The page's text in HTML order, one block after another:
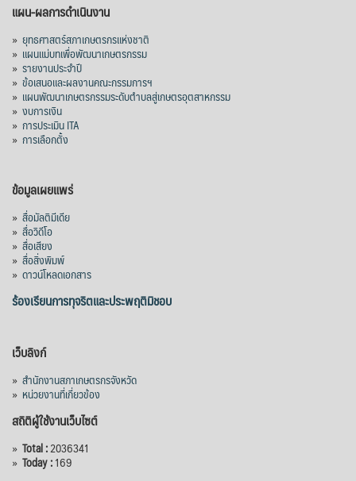
แผน-ผลการดำเนินงาน
» ยุทธศาสตร์สภาเกษตรกรแห่งชาติ
» แผนแม่บทเพื่อพัฒนาเกษตรกรรม
» รายงานประจำปี
» ข้อเสนอและผลงานคณะกรรมการฯ
» แผนพัฒนาเกษตรกรรมระดับตำบลสู่เกษตรอุตสาหกรรม
» งบการเงิน
» การประเมิน ITA
» การเลือกตั้ง
ข้อมูลเผยแพร่
» สื่อมัลติมีเดีย
» สื่อวิดีโอ
» สื่อเสียง
» สื่อสิ่งพิมพ์
» ดาวน์โหลดเอกสาร
ร้องเรียนการทุจริตและประพฤติมิชอบ
เว็บลิงก์
» สำนักงานสภาเกษตรกรจังหวัด
» หน่วยงานที่เกี่ยวข้อง
สถิติผู้ใช้งานเว็บไซต์
» Total :2036341
» Today :169